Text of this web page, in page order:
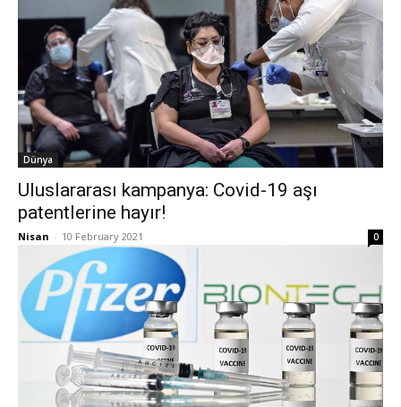
Dünya
Uluslararası kampanya: Covid-19 aşı
patentlerine hayır!
Nisan - 10 February 2021 0